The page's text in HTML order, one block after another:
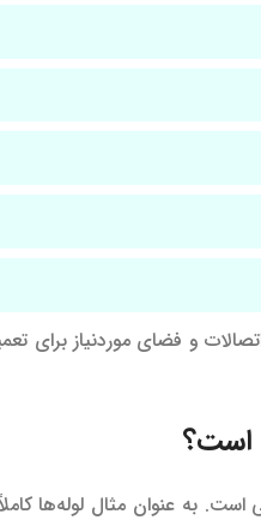
و فضای موردنیاز برای
است؟
به عنوان مثال لوله‌ها